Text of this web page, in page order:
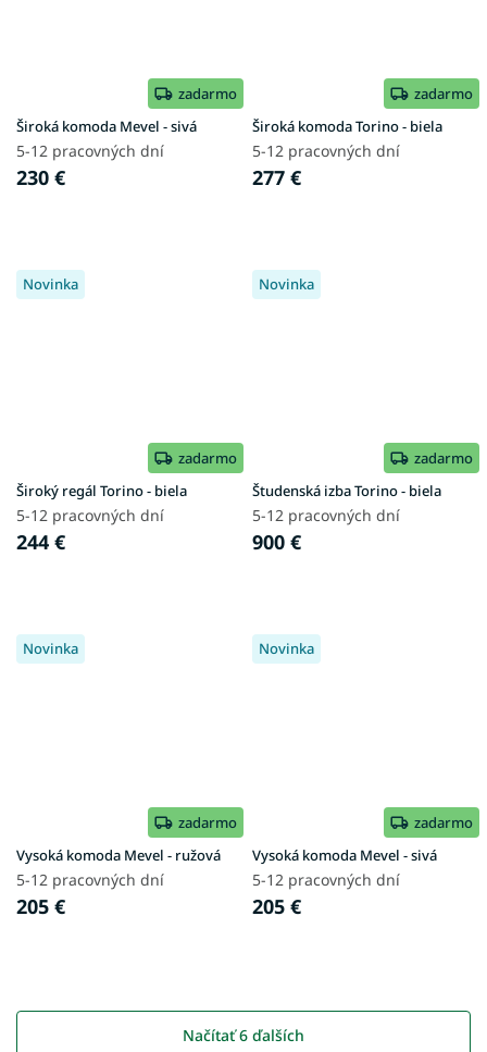
zadarmo
Široká komoda Mevel - sivá
5-12 pracovných dní
230 €
zadarmo
Široká komoda Torino - biela
5-12 pracovných dní
277 €
Novinka
zadarmo
Široký regál Torino - biela
5-12 pracovných dní
244 €
Novinka
zadarmo
Študenská izba Torino - biela
5-12 pracovných dní
900 €
Novinka
zadarmo
Vysoká komoda Mevel - ružová
5-12 pracovných dní
205 €
Novinka
zadarmo
Vysoká komoda Mevel - sivá
5-12 pracovných dní
205 €
Načítať 6 ďalších